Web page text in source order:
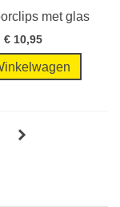
met glas
steen en...
€ 10,95